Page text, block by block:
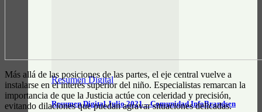
Resumen Digital
Resumen Digital Julio 2021 – Comunidad InfoBrandsen
Más allá de las posiciones de las partes, el eje central vuelve a
instalarse en el interés superior del niño. Especialistas remarcan la
importancia de que la Justicia actúe con celeridad y precisión,
evitando dilaciones que puedan agravar situaciones delicadas.